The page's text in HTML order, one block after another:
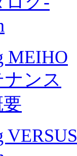
MEIHO
ンス
VERSUS